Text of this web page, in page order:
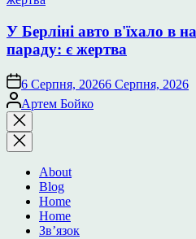
У Берліні авто в'їхало в
параду: є жертва
6 Серпня, 20266 Серпня, 2026
Опубліковано
Артем Бойко
Закрити
пошук
About
Blog
Home
Home
Зв’язок